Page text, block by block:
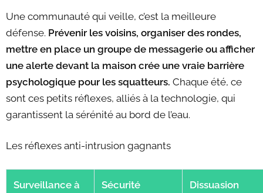
Une communauté qui veille, c’est la meilleure
défense. Prévenir les voisins, organiser des rondes,
mettre en place un groupe de messagerie ou afficher
une alerte devant la maison crée une vraie barrière
psychologique pour les squatteurs. Chaque été, ce
sont ces petits réflexes, alliés à la technologie, qui
garantissent la sérénité au bord de l’eau.
Les réflexes anti-intrusion gagnants
Surveillance à
Sécurité
Dissuasion